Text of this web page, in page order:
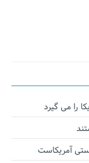
را می گیرد
آمریکاست